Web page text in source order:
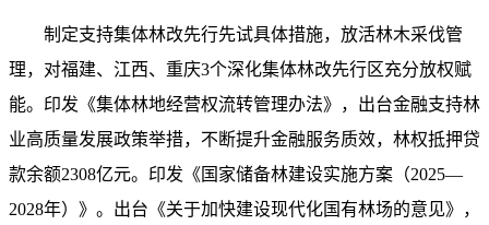
制定支持集体林改先行先试具体措施，放活林木采伐管
理，对福建、江西、重庆3个深化集体林改先行区充分放权赋
能。印发《集体林地经营权流转管理办法》，出台金融支持林
业高质量发展政策举措，不断提升金融服务质效，林权抵押贷
款余额2308亿元。印发《国家储备林建设实施方案（2025—
2028年）》。出台《关于加快建设现代化国有林场的意见》，